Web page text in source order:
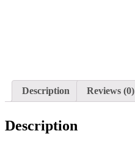
Description Reviews (0)
Description